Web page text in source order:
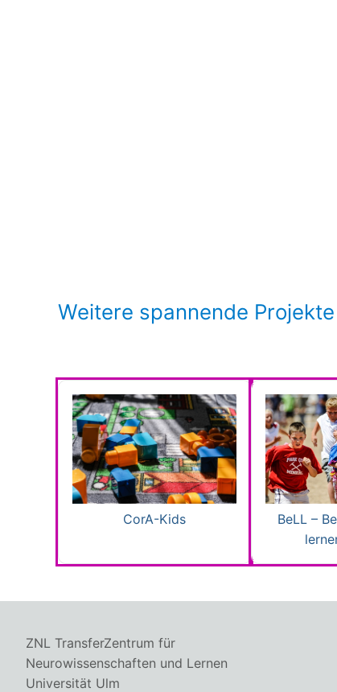
Weitere spannende Projekte
CorA-Kids
BeLL –
ZNL TransferZentrum für
Neurowissenschaften und Lernen
Universität Ulm